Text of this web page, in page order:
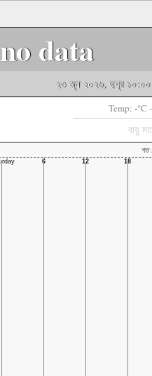
no data
২৩ জুন ২০২৬, দুপুর ১০:০০
Temp: -°C
বায়ু
গত